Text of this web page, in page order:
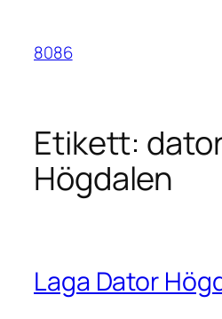
innehåll
8086
Etikett:
Högdalen
Laga Dator